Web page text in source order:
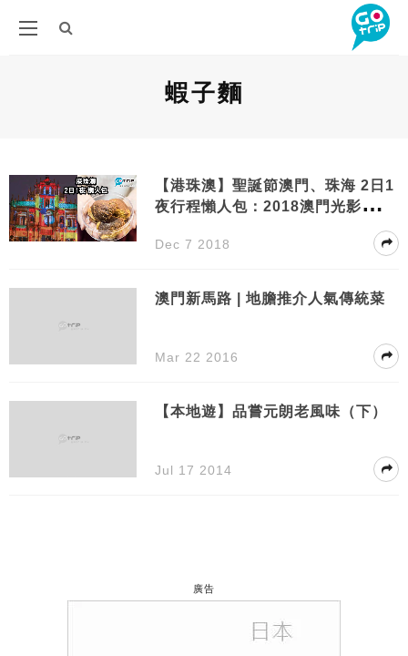
蝦子麵
【港珠澳】聖誕節澳門、珠海 2日1
夜行程懶人包：2018澳門光影節、
Dec 7 2018
澳門新馬路 | 地膽推介人氣傳統菜
Mar 22 2016
【本地遊】品嘗元朗老風味（下）
Jul 17 2014
廣告